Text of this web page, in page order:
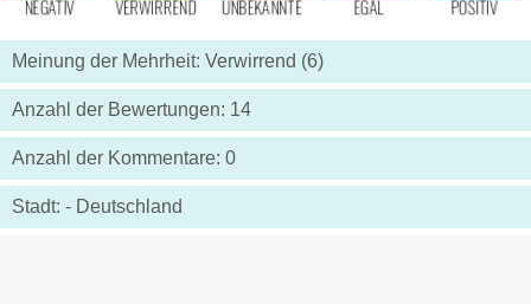
Meinung der Mehrheit: Verwirrend (6)
Anzahl der Bewertungen: 14
Anzahl der Kommentare: 0
Stadt: - Deutschland